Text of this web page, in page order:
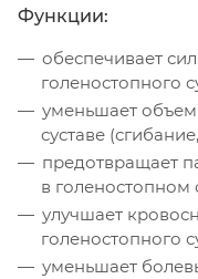
Функции:
обеспечивает
голеностопного
уменьшает
суставе
предотвращает
в голеностопном
улучшает
голеностопного
уменьшает